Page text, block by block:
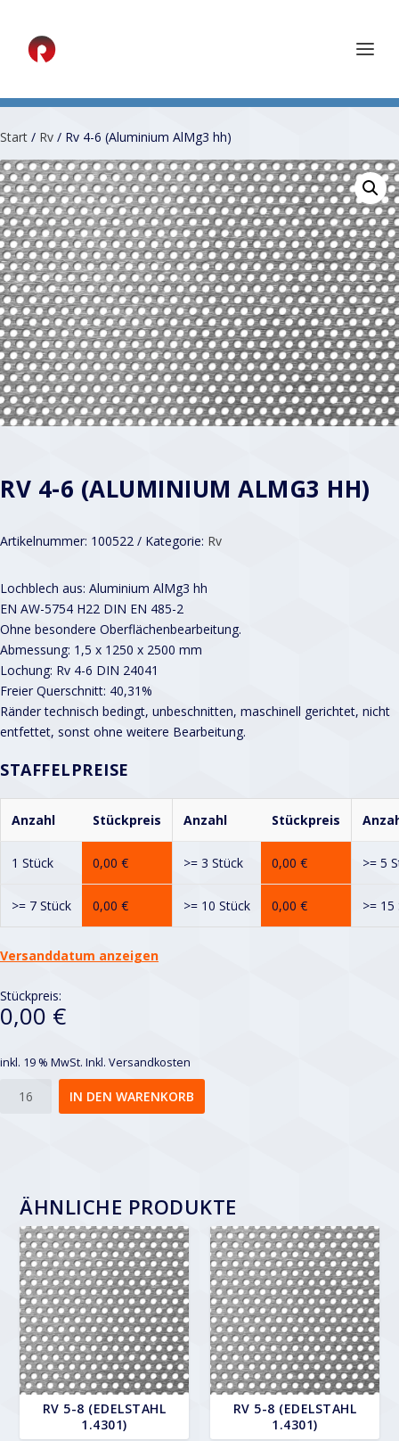
Start / Rv / Rv 4-6 (Aluminium AlMg3 hh)
RV 4-6 (ALUMINIUM ALMG3 HH)
Artikelnummer: 100522 Kategorie: Rv
Lochblech aus: Aluminium AlMg3 hh
EN AW-5754 H22 DIN EN 485-2
Ohne besondere Oberflächenbearbeitung.
Abmessung: 1,5 x 1250 x 2500 mm
Lochung: Rv 4-6 DIN 24041
Freier Querschnitt: 40,31%
Ränder technisch bedingt, unbeschnitten, maschinell gerichtet, nicht
entfettet, sonst ohne weitere Bearbeitung.
STAFFELPREISE
Anzahl Stückpreis Anzahl Stückpreis
1 Stück 0,00 € >= 3 Stück 0,00 € >= 5
>= 7 Stück 0,00 € >= 10 Stück 0,00 € >= 15
Versanddatum anzeigen
Stückpreis:
0,00 €
inkl. 19 % MwSt. Inkl. Versandkosten
IN DEN WARENKORB
ÄHNLICHE PRODUKTE
RV 5-8 (EDELSTAHL
1.4301)
RV 5-8 (EDELSTAHL
1.4301)